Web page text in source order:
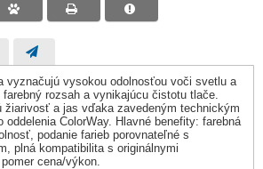
vyznačujú vysokou odolnosťou voči svetlu a
rozsah a vynikajúcu čistotu tlače.
žiarivosť a jas vďaka zavedeným technickým
oddelenia ColorWay. Hlavné benefity: farebná
podanie farieb porovnateľné s
plná kompatibilita s originálnymi
cena/výkon.